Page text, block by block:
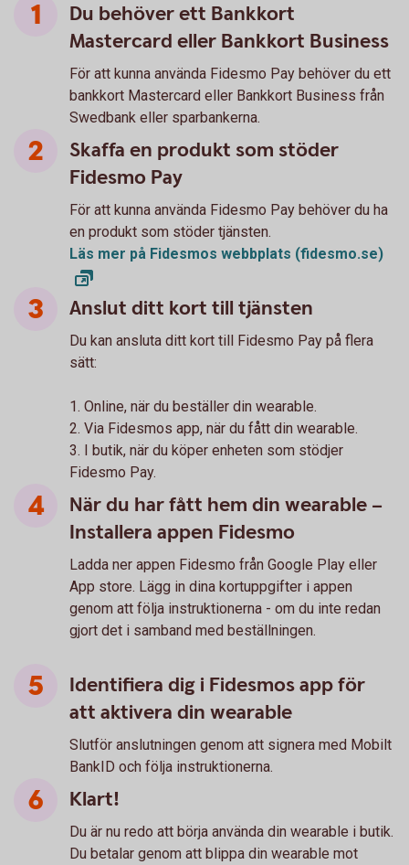
Du behöver ett Bankkort
Mastercard eller Bankkort Business
För att kunna använda Fidesmo Pay behöver du ett
bankkort Mastercard eller Bankkort Business från
Swedbank eller sparbankerna.
Skaffa en produkt som stöder
Fidesmo Pay
För att kunna använda Fidesmo Pay behöver du ha
en produkt som stöder tjänsten.
Läs mer på Fidesmos webbplats (fidesmo.se)
Anslut ditt kort till tjänsten
Du kan ansluta ditt kort till Fidesmo Pay på flera
sätt:
1. Online, när du beställer din wearable.
2. Via Fidesmos app, när du fått din wearable.
3. I butik, när du köper enheten som stödjer
Fidesmo Pay.
När du har fått hem din wearable –
Installera appen Fidesmo
Ladda ner appen Fidesmo från Google Play eller
App store. Lägg in dina kortuppgifter i appen
genom att följa instruktionerna - om du inte redan
gjort det i samband med beställningen.
Identifiera dig i Fidesmos app för
att aktivera din wearable
Slutför anslutningen genom att signera med Mobilt
BankID och följa instruktionerna.
Klart!
Du är nu redo att börja använda din wearable i butik.
Du betalar genom att blippa din wearable mot